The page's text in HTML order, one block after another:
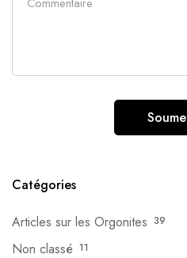
Catégories
Articles sur les Orgonites 39
Non classé 11